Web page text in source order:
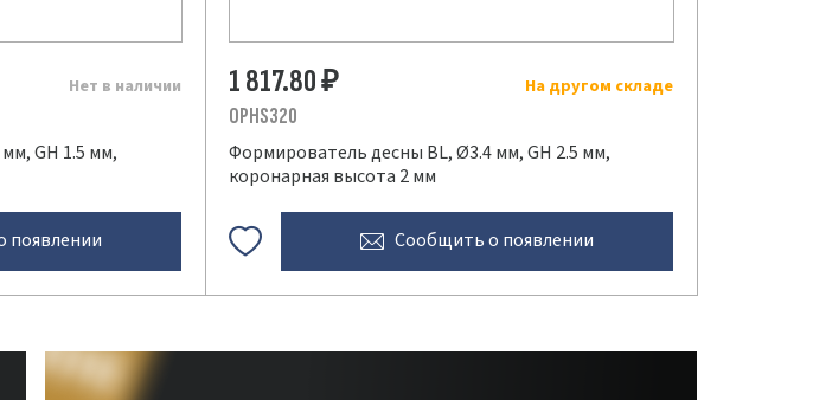
Нет в наличии
GH 1.5 мм,
появлении
На другом складе
1 817.80₽
OPHS320
Формирователь десны BL, Ø3.4 мм, GH 2.5 мм,
коронарная высота 2 мм
Сообщитьо появлении